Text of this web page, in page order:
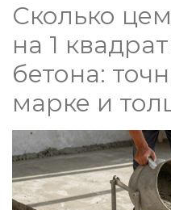
Сколько
на 1
бетона:
марке и